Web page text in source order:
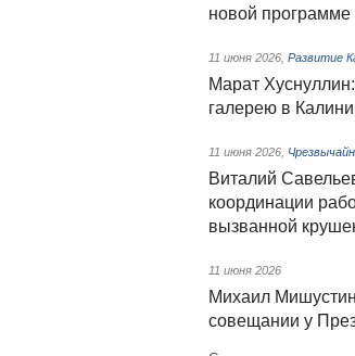
новой программе
11 июня 2026 Развитие
Марат
галерею в
11 июня 2026
Виталий
координации
вызванной
11 июня 2026
Михаил
совещании у